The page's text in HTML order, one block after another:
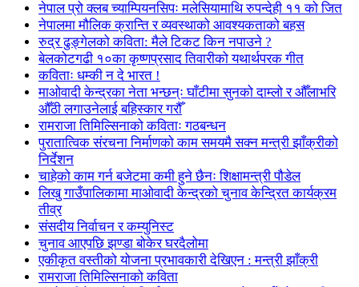
नेपाल प्रो क्लब च्याम्पियनसिपः मलेसियामाथि रुपन्देही ११ को जित
नेपालमा मौलिक क्रान्ति र व्यवस्थाको आवश्यकताको बहस
रुद्र ढुङ्गेलको कविता: मैले टिकट किन नपाउने ?
बेलकोटगढी १०का कृष्णप्रसाद तिवारीको यथार्थपरक गीत
कविताः धम्की न दे भारत !
माओवादी केन्द्रका नेता भन्छन्ः घाँटीमा सुनको दाम्लो र औँलाभरि
औँठी लगाउनेलाई बहिस्कार गरौँ
रामराजा तिमिल्सिनाको कविताः गठबन्धन
पुरातात्विक संरचना निर्माणको काम समयमै सक्न मन्त्री झाँक्रीको
निर्देशन
चाहेको काम गर्न बजेटमा कमी हुने छैनः शिक्षामन्त्री पौडेल
लिखु गाउँपालिकामा माओवादी केन्द्रको चुनाव केन्द्रित कार्यक्रम
तीव्र
संसदीय निर्वाचन र कम्युनिस्ट
चुनाव आएपछि झण्डा बोकेर घरदैलोमा
एकीकृत वस्तीको योजना प्रभावकारी देखिएन : मन्त्री झाँक्री
रामराजा तिमिल्सिनाको कविता